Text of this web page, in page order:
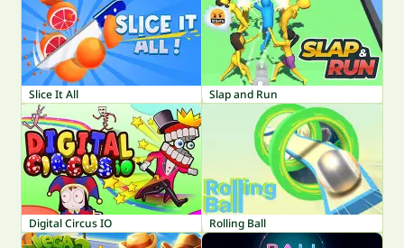
Slice It All Slap and Run
Digital Circus IO Rolling Ball